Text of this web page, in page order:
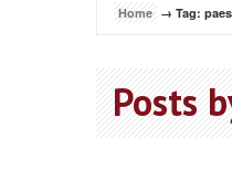
Home → Tag:
Posts